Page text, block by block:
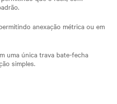
anexação métrica ou em
uma única trava bate-fecha
simples.